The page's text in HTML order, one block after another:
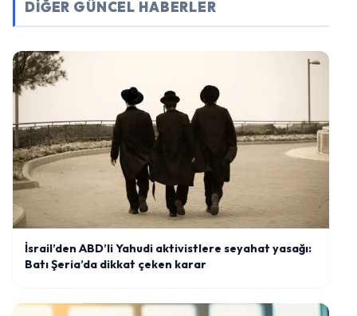
DİĞER GÜNCEL HABERLER
İsrail’den ABD’li Yahudi aktivistlere seyahat yasağı:
Batı Şeria’da dikkat çeken karar